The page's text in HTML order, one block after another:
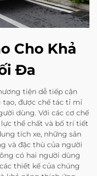
Cho Khả
Đa
tiện dễ tiếp cận
được chế tác tỉ mỉ
dùng. Với các cơ chế
thể chất và bố trí tiết
tích xe, những sản
và đặc thù của người
có hai người dùng
thiết kế của chúng